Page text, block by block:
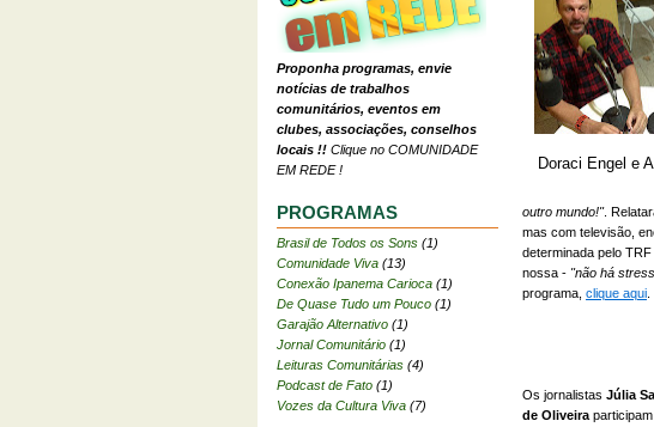
Proponha programas, envie
notícias de trabalhos
comunitários, eventos em
clubes, associações, conselhos
locais !! Clique no COMUNIDADE
EM REDE !
PROGRAMAS
Brasil de Todos os Sons (1)
Comunidade Viva (13)
Conexão Ipanema Carioca (1)
De Quase Tudo um Pouco (1)
Garajão Alternativo (1)
Jornal Comunitário (1)
Leituras Comunitárias (4)
Podcast de Fato (1)
Vozes da Cultura Viva (7)
Doraci Engel e
outro mundo!".
mas com televisão,
determinada pelo
nossa - "não há
programa, clique aqui
Os jornalistas Júlia
de Oliveira